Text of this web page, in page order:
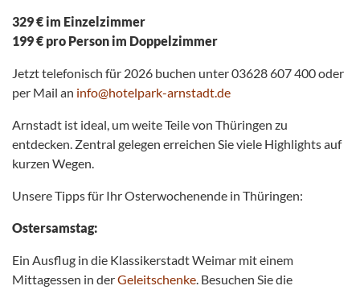
329 € im Einzelzimmer
199 € pro Person im Doppelzimmer
Jetzt telefonisch für 2026 buchen unter 03628 607 400 oder
per Mail an info@hotelpark-arnstadt.de
Arnstadt ist ideal, um weite Teile von Thüringen zu
entdecken. Zentral gelegen erreichen Sie viele Highlights auf
kurzen Wegen.
Unsere Tipps für Ihr Osterwochenende in Thüringen:
Ostersamstag:
Ein Ausflug in die Klassikerstadt Weimar mit einem
Mittagessen in derGeleitschenke. Besuchen Sie die